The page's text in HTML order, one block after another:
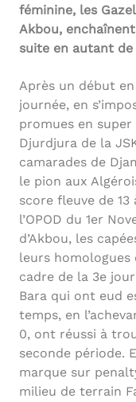
féminine, les
Akbou,
suite en autant
Après un début
journée, en
promues en
Djurdjura de la
camarades de
le pion aux
score fleuve de
l’OPOD du 1er
d’Akbou, les
leurs homologues
cadre de la 3e
Bara qui ont eud
temps, en
0, ont réussi à
seconde période.
marque sur
milieu de terrain